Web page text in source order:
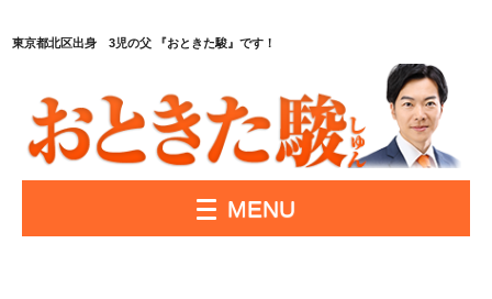
東京都北区出身 3児の父 『おときた駿』です！
MENU